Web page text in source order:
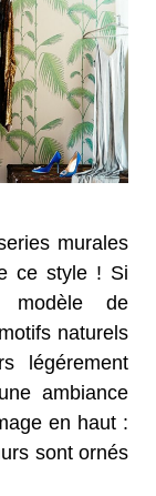
murales
ce style ! Si
modèle de
naturels
légérement
ambiance
en haut :
sont ornés